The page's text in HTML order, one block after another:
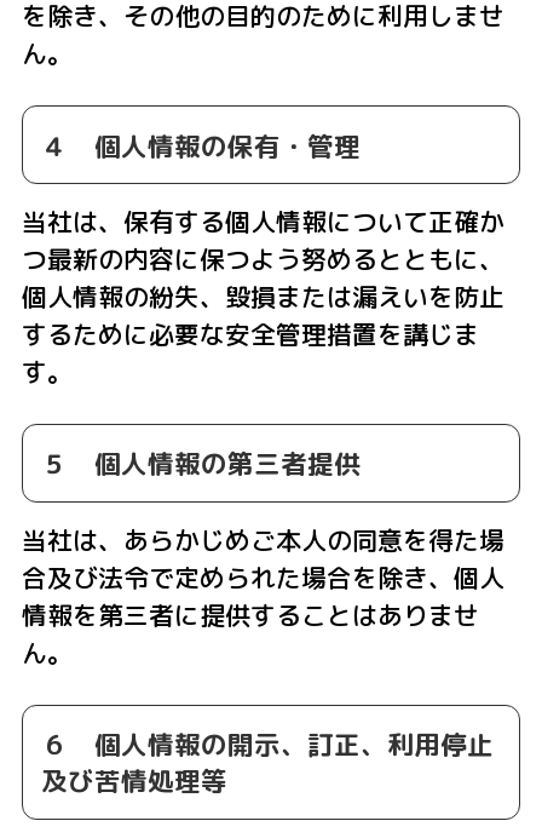
を除き、その他の目的のために利用しませ
ん。
４ 個人情報の保有・管理
当社は、保有する個人情報について正確か
つ最新の内容に保つよう努めるとともに、
個人情報の紛失、毀損または漏えいを防止
するために必要な安全管理措置を講じま
す。
５ 個人情報の第三者提供
当社は、あらかじめご本人の同意を得た場
合及び法令で定められた場合を除き、個人
情報を第三者に提供することはありませ
ん。
６ 個人情報の開示、訂正、利用停止
及び苦情処理等